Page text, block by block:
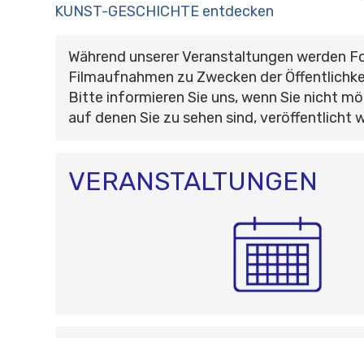
KUNST-GESCHICHTE entdecken
Während unserer Veranstaltungen werden
Filmaufnahmen zu Zwecken der
Bitte informieren Sie uns, wenn Sie nicht
auf denen Sie zu sehen sind, veröffentlicht
VERANSTALTUNGEN